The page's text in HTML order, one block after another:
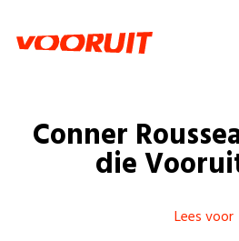
Zorg
Gelijke
Welzijn
Onze
Vacatures
Doe mee
Doe
Word lid
Shop
Login
Conner
die
Lees voor